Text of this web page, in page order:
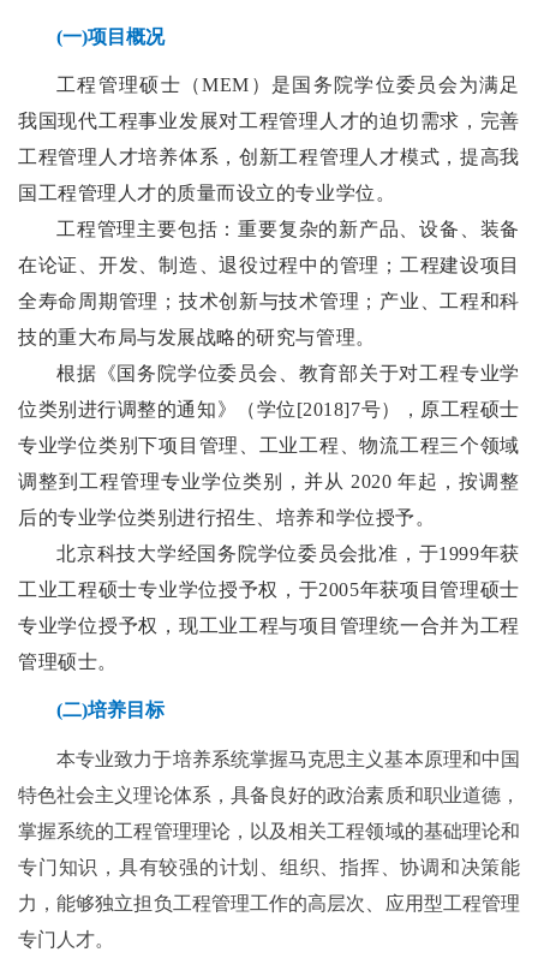
(一)项目概况
工程管理硕士（MEM） 是国务院学位委员会为满足
我国现代工程事业发展对工程管理人才的迫切需求，完善
工程管理人才培养体系，创新工程管理人才模式，提高我
国工程管理人才的质量而设立的专业学位。
工程管理主要包括：重要复杂的新产品、设备、装备
在论证、开发、制造、退役过程中的管理；工程建设项目
全寿命周期管理；技术创新与技术管理；产业、工程和科
技的重大布局与发展战略的研究与管理。
根据《国务院学位委员会、教育部关于对工程专业学
位类别进行调整的通知》（学位[2018]7号），原工程硕士
专业学位类别下项目管理、工业工程、物流工程三个领域
调整到工程管理专业学位类别，并从 2020 年起，按调整
后的专业学位类别进行招生、培养和学位授予。
北京科技大学经国务院学位委员会批准，于1999年获
工业工程硕士专业学位授予权，于2005年获项目管理硕士
专业学位授予权，现工业工程与项目管理统一合并为工程
管理硕士。
(二)培养目标
本专业致力于培养系统掌握马克思主义基本原理和中国
特色社会主义理论体系，具备良好的政治素质和职业道德，
掌握系统的工程管理理论，以及相关工程领域的基础理论和
专门知识，具有较强的计划、组织、指挥、协调和决策能
力，能够独立担负工程管理工作的高层次、应用型工程管理
专门人才。